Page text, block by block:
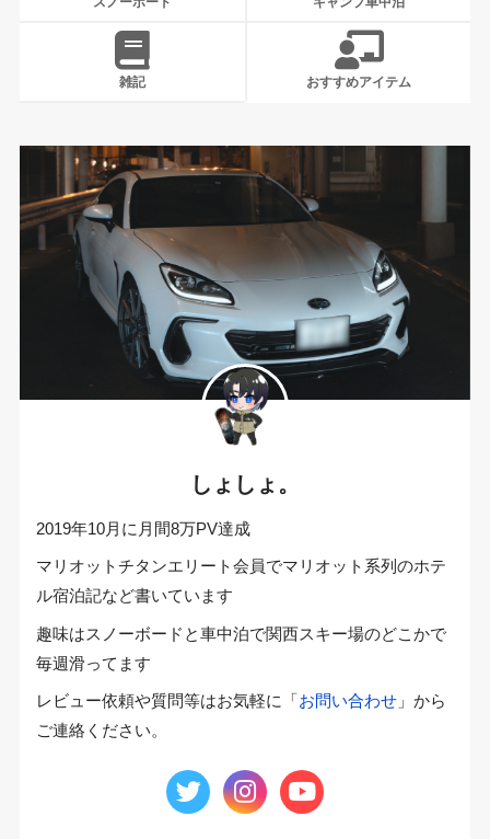
雑記 おすすめアイテム
しょしょ。
2019年10月に月間8万PV達成
マリオットチタンエリート会員でマリオット系列のホテ
ル宿泊記など書いています
趣味はスノーボードと車中泊で関西スキー場のどこかで
毎週滑ってます
レビュー依頼や質問等はお気軽に「 お問い合わせ」から
ご連絡ください。